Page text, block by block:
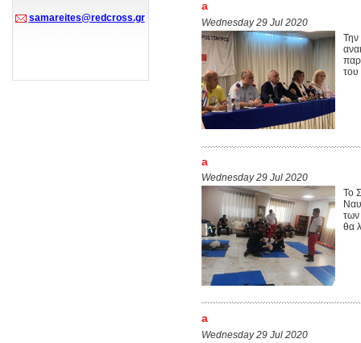
samareites@redcross.gr
a
Wednesday 29 Jul 2020
Την
του
a
Wednesday 29 Jul 2020
Το
των
θα
a
Wednesday 29 Jul 2020